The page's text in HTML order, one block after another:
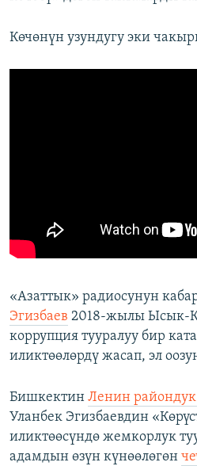
Көчөнүн узундугу эки
«Азаттык» радиосунун
Эгизбаев 2018-жылы Ысык-
коррупция тууралуу бир
иликтөөлөрдү жасап, эл
Бишкектин Ленин райондук
Уланбек Эгизбаевдин
иликтөөсүндө жемкорлук
адамдын өзүн күнөөлөгөн